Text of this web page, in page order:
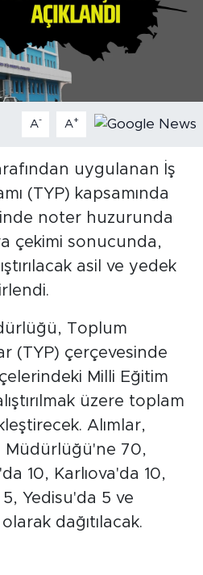
A- A+
uygulanan İş
(TYP) kapsamında
noter huzurunda
çekimi sonucunda,
asil ve yedek
Toplum
(TYP) çerçevesinde
Milli Eğitim
üzere toplam
Alımlar,
Müdürlüğü'ne 70,
10, Karlıova'da 10,
5, Yedisu'da 5 ve
dağıtılacak.